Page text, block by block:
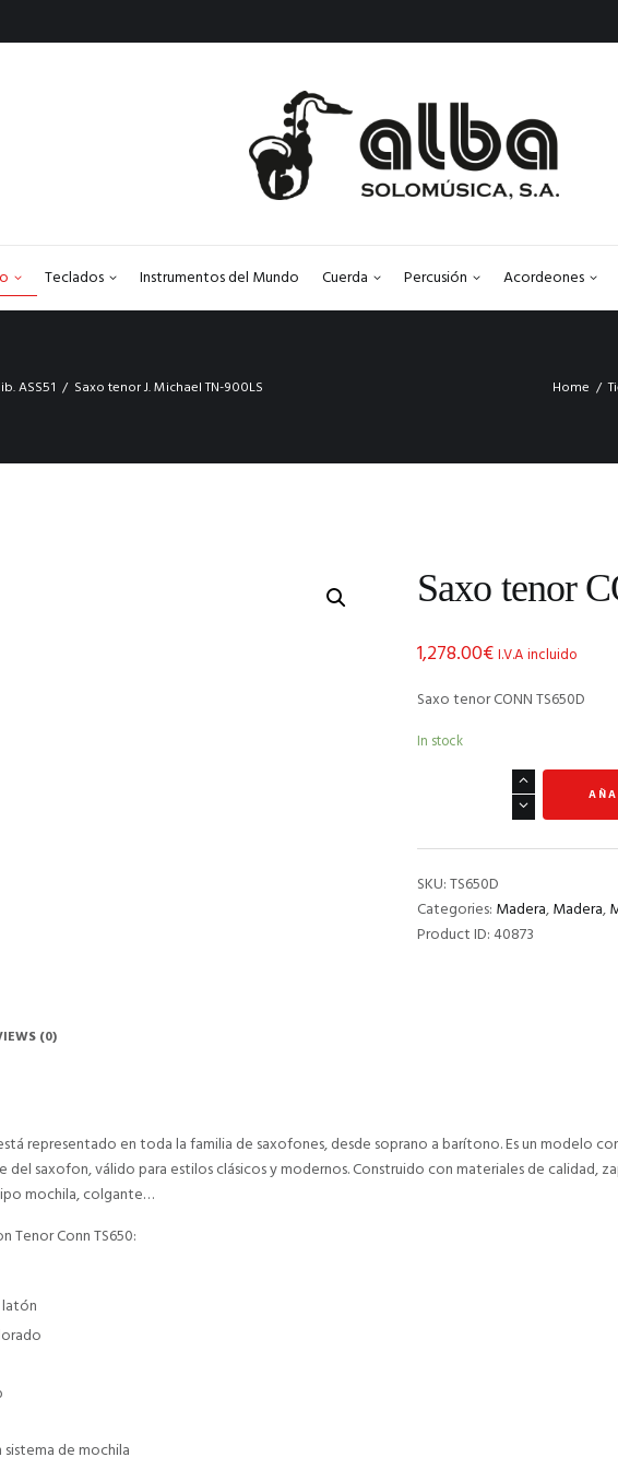
Teclados Instrumentos del Mundo Cuerda Percusión Acordeones
ASS51 Saxo tenor J. Michael TN-900LS Home
Saxo tenor
1,278.00€I.V.A incluido
Saxo tenor CONN TS650D
In stock
TS650D
quantity
SKU:TS650D
Categories: Madera,Madera,
Product ID:40873
(0)
representado en toda la familia de saxofones, desde soprano a barítono. Es un modelo
del saxofon, válido para estilos clásicos y modernos. Construido con materiales de calidad,
mochila, colgante…
Tenor Conn TS650:
latón
de mochila